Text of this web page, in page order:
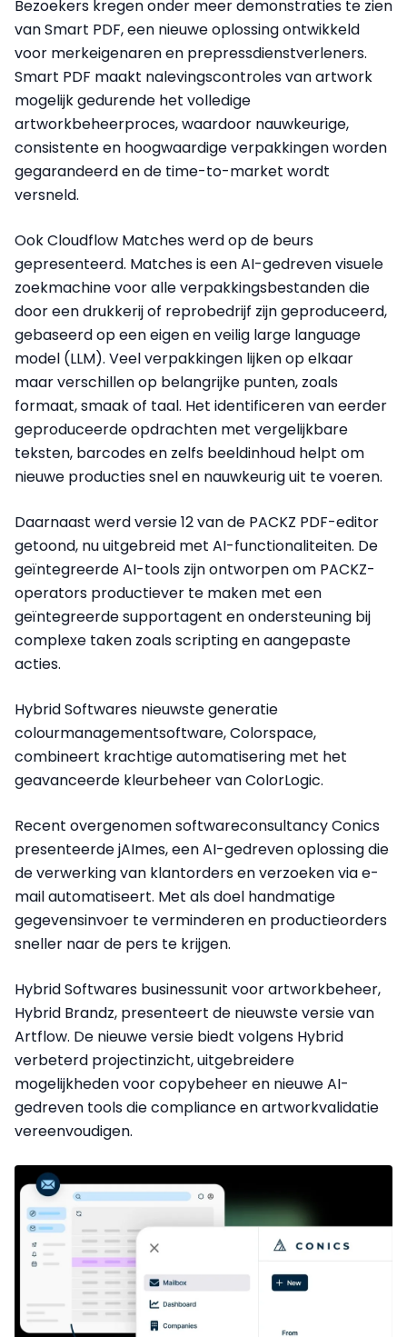
Bezoekers kregen onder meer demonstraties te zien
van Smart PDF, een nieuwe oplossing ontwikkeld
voor merkeigenaren en prepressdienstverleners.
Smart PDF maakt nalevingscontroles van artwork
mogelijk gedurende het volledige
artworkbeheerproces, waardoor nauwkeurige,
consistente en hoogwaardige verpakkingen worden
gegarandeerd en de time-to-market wordt
versneld.
Ook Cloudflow Matches werd op de beurs
gepresenteerd. Matches is een AI-gedreven visuele
zoekmachine voor alle verpakkingsbestanden die
door een drukkerij of reprobedrijf zijn geproduceerd,
gebaseerd op een eigen en veilig large language
model (LLM). Veel verpakkingen lijken op elkaar
maar verschillen op belangrijke punten, zoals
formaat, smaak of taal. Het identificeren van eerder
geproduceerde opdrachten met vergelijkbare
teksten, barcodes en zelfs beeldinhoud helpt om
nieuwe producties snel en nauwkeurig uit te voeren.
Daarnaast werd versie 12 van de PACKZ PDF-editor
getoond, nu uitgebreid met AI-functionaliteiten. De
geïntegreerde AI-tools zijn ontworpen om PACKZ-
operators productiever te maken met een
geïntegreerde supportagent en ondersteuning bij
complexe taken zoals scripting en aangepaste
acties.
Hybrid Softwares nieuwste generatie
colourmanagementsoftware, Colorspace,
combineert krachtige automatisering met het
geavanceerde kleurbeheer van ColorLogic.
Recent overgenomen softwareconsultancy Conics
presenteerde jAImes, een AI-gedreven oplossing die
de verwerking van klantorders en verzoeken via e-
mail automatiseert. Met als doel handmatige
gegevensinvoer te verminderen en productieorders
sneller naar de pers te krijgen.
Hybrid Softwares businessunit voor artworkbeheer,
Hybrid Brandz, presenteert de nieuwste versie van
Artflow. De nieuwe versie biedt volgens Hybrid
verbeterd projectinzicht, uitgebreidere
mogelijkheden voor copybeheer en nieuwe AI-
gedreven tools die compliance en artworkvalidatie
vereenvoudigen.